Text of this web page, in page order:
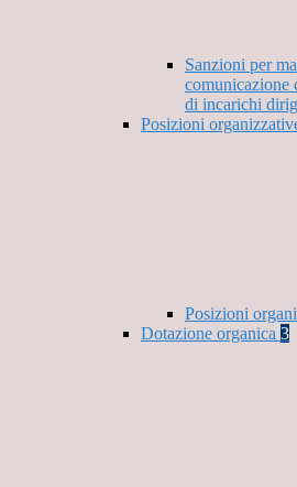
Sanzioni per
comunicazione
di incarichi
Posizioni
Posizioni
Dotazione organica 3